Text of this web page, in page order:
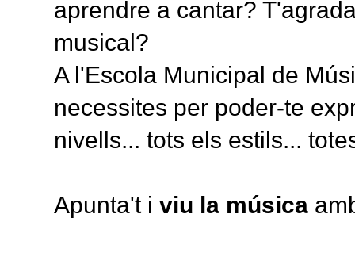
aprendre a cantar?
musical?
A l'Escola Municipal de
necessites per poder-te
nivells... tots els estils...
Apunta't i viu la música